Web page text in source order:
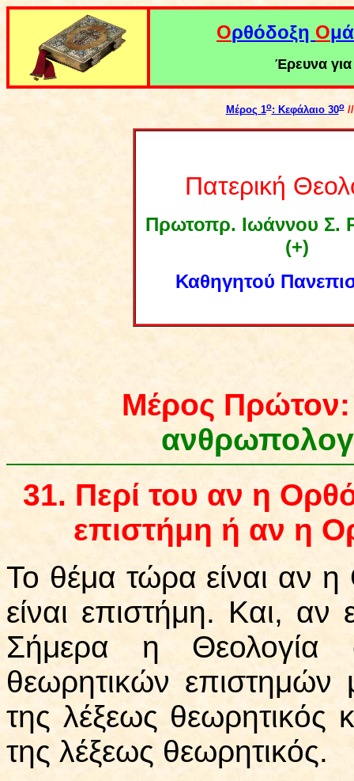
Ορθόδοξη Ο
Έρευνα για
Μέρος 1ο: Κεφάλαιο 30ο
Πατερική
Πρωτοπρ. Ιωάννου Σ.
(+)
Καθηγητού
Μέρος Πρώ
ανθρωπολογ
31. Περί του αν η
επιστήμη ή αν η
Το θέμα τώρα είναι αν η
είναι επιστήμη. Και, αν
Σήμερα η Θεολογία
θεωρητικών επιστημών
της λέξεως θεωρητικός
της λέξεως θεωρητικός.